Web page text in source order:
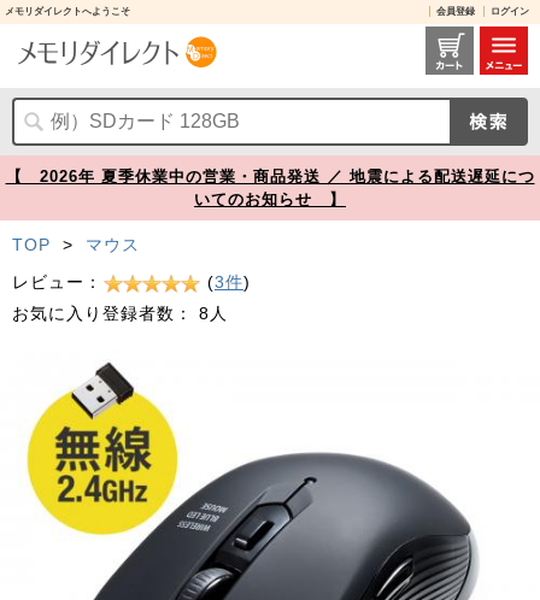
メモリダイレクトへようこそ 会員登録 ログイン
ワイヤレスマウス 5ボタン ブルーLEDセンサー DPI切替 ラバーコーティング ブラック【メモリダイレクト】
【 2026年 夏季休業中の営業・商品発送 ／ 地震による配送遅延につ
いてのお知らせ 】
TOP >
マウス
レビュー：
(3件)
お気に入り登録者数：
8人